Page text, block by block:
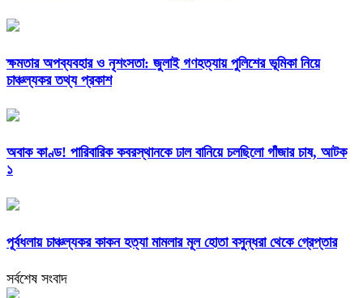
ক্ষমতার অপব্যবহার ও নৃশংসতা: জুলাই গণহত্যায় পুলিশের ভূমিকা নিয়ে
চাঞ্চল্যকর তথ্য প্রকাশ
অবাক কাণ্ড! পারিবারিক কবরস্থানকে ঢাল বানিয়ে চলছিলো গাঁজার চাষ, আটক
১
পূর্বধলায় চাঞ্চল্যকর কাকন হত্যা মামলার মূল হোতা বসুন্ধরা থেকে গ্রেপ্তার
সর্বশেষ সংবাদ